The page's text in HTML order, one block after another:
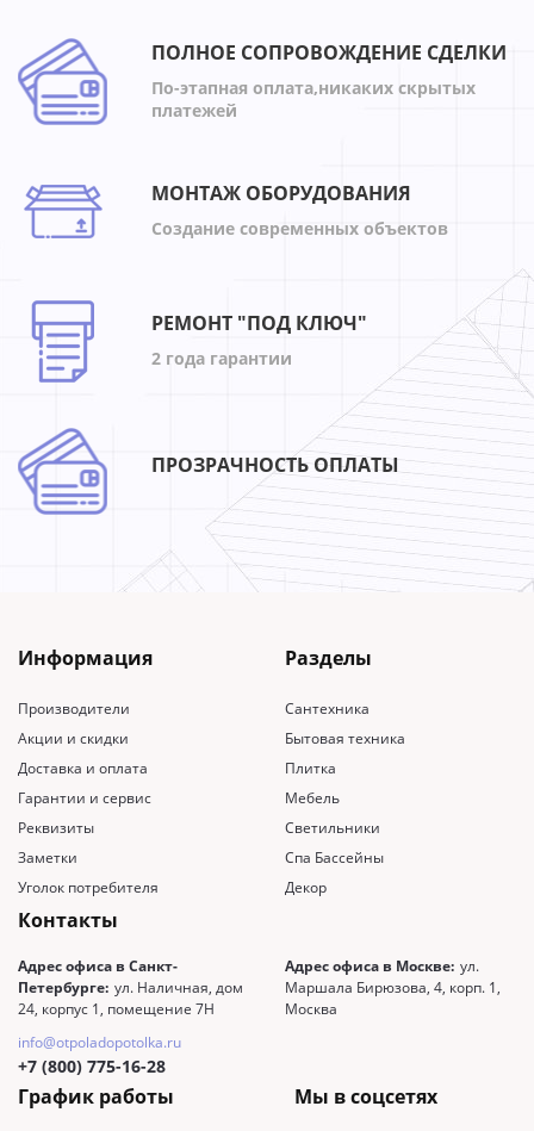
ПОЛНОЕ СОПРОВОЖДЕНИЕ СДЕЛКИ
По-этапная оплата,никаких скрытых
платежей
МОНТАЖ ОБОРУДОВАНИЯ
Создание современных объектов
РЕМОНТ "ПОД КЛЮЧ"
2 года гарантии
ПРОЗРАЧНОСТЬ ОПЛАТЫ
Информация
Производители
Акции и скидки
Доставка и оплата
Гарантии и сервис
Реквизиты
Заметки
Уголок потребителя
Разделы
Сантехника
Бытовая техника
Плитка
Мебель
Светильники
Спа Бассейны
Декор
Контакты
Адрес офиса в Санкт-
Петербурге: ул. Наличная, дом
24, корпус 1, помещение 7Н
Адрес офиса в Москве: ул.
Маршала Бирюзова, 4, корп. 1,
Москва
info@otpoladopotolka.ru
+7 (800) 775-16-28
График работы Мы в соцсетях